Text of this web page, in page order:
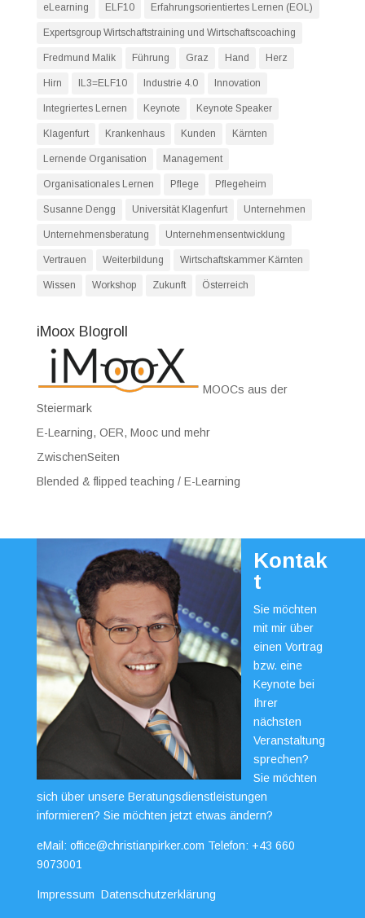
eLearning ELF10 Erfahrungsorientiertes Lernen (EOL)
Expertsgroup Wirtschaftstraining und Wirtschaftscoaching
Fredmund Malik Führung Graz Hand Herz
Hirn IL3=ELF10 Industrie 4.0 Innovation
Integriertes Lernen Keynote Keynote Speaker
Klagenfurt Krankenhaus Kunden Kärnten
Lernende Organisation Management
Organisationales Lernen Pflege Pflegeheim
Susanne Dengg Universität Klagenfurt Unternehmen
Unternehmensberatung Unternehmensentwicklung
Vertrauen Weiterbildung Wirtschaftskammer Kärnten
Wissen Workshop Zukunft Österreich
iMoox Blogroll
MOOCs aus der
Steiermark
E-Learning, OER, Mooc und mehr
ZwischenSeiten
Blended & flipped teaching / E-Learning
Kontak
t
Sie möchten
mit mir über
einen Vortrag
bzw. eine
Keynote bei
Ihrer
nächsten
Veranstaltung
sprechen?
Sie möchten
sich über unsere Beratungsdienstleistungen
informieren? Sie möchten jetzt etwas ändern?
eMail: office@christianpirker.com Telefon: +43 660
9073001
Impressum Datenschutzerklärung